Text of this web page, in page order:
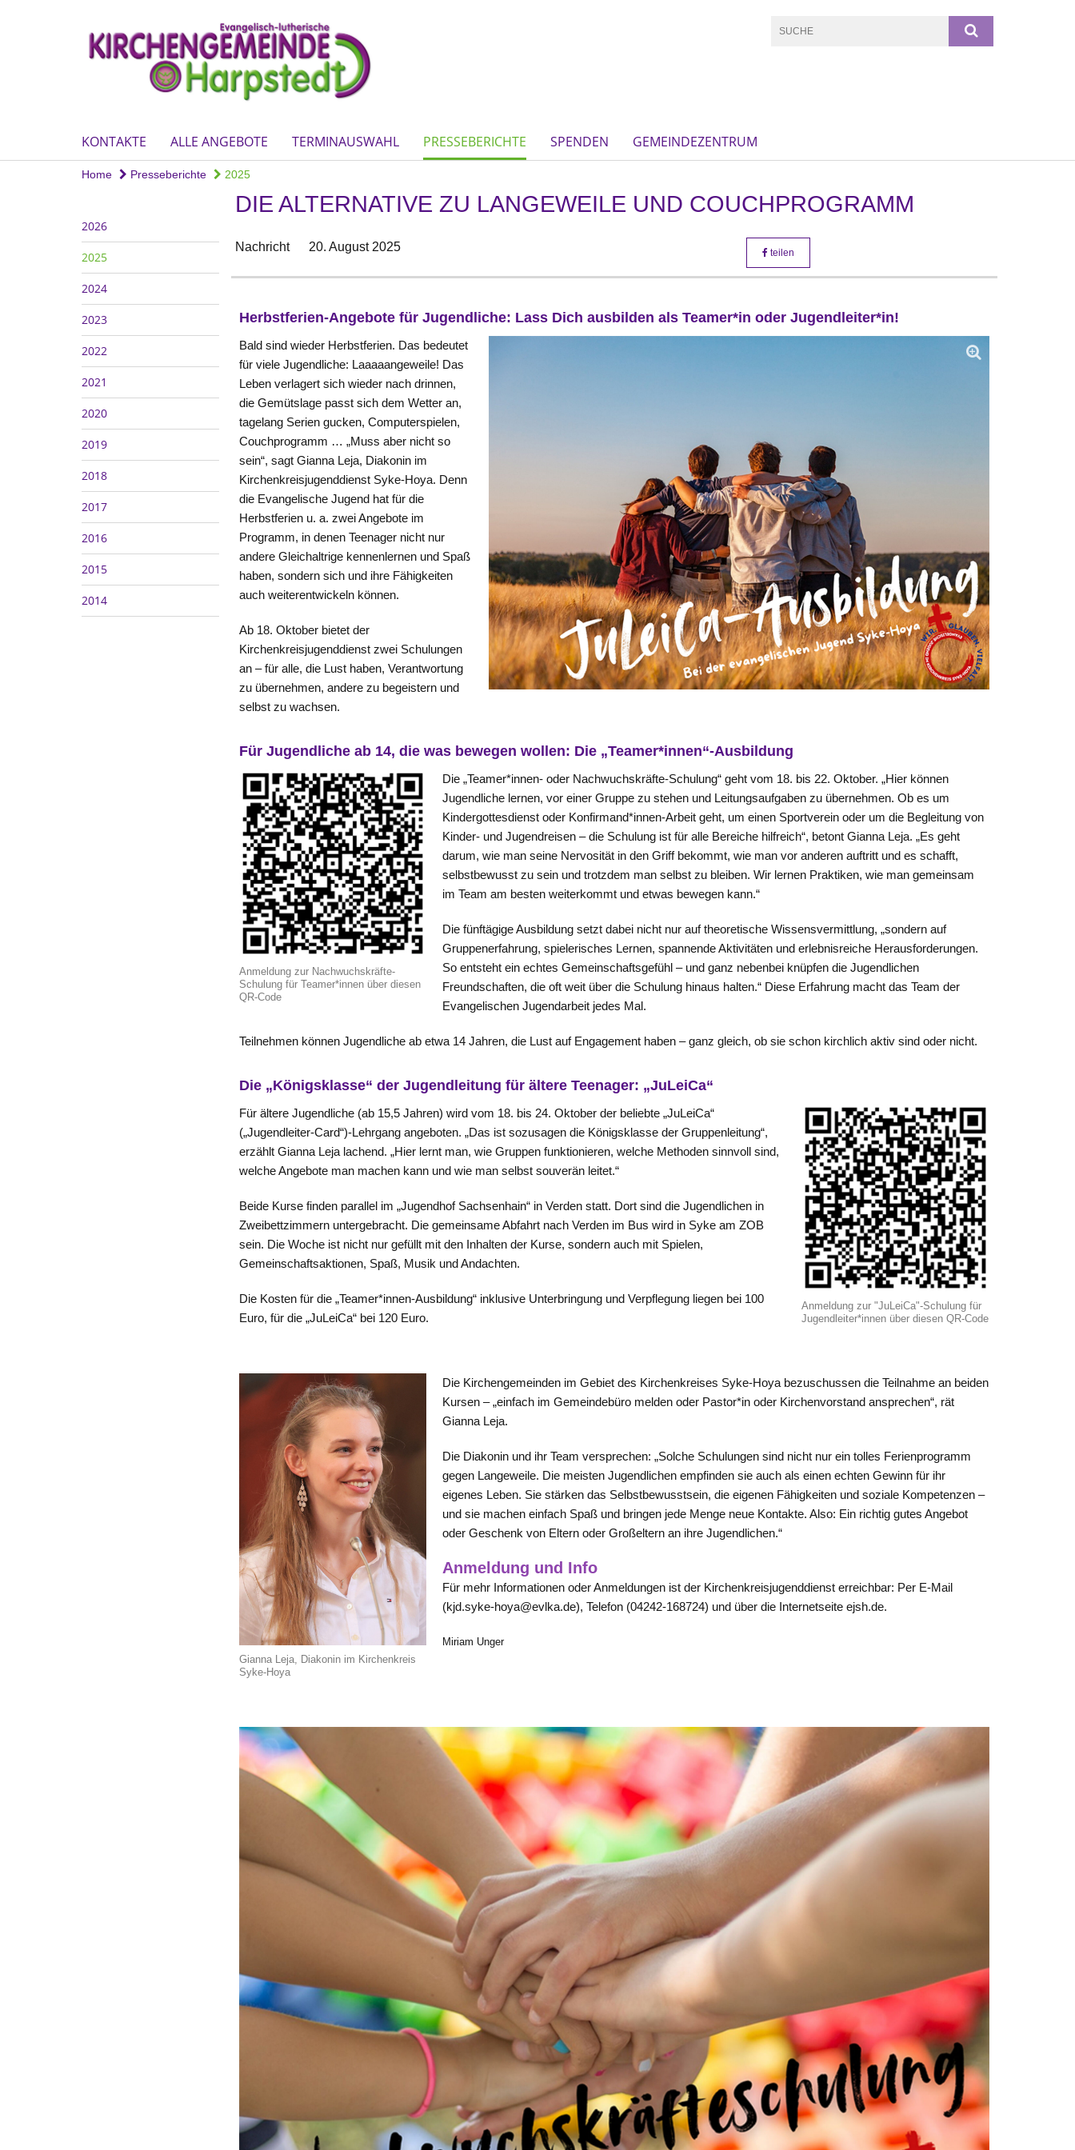
KONTAKTE ALLE ANGEBOTE TERMINAUSWAHL PRESSEBERICHTE SPENDEN GEMEINDEZENTRUM
Home Presseberichte 2025
2026
2025
2024
2023
2022
2021
2020
2019
2018
2017
2016
2015
2014
DIE ALTERNATIVE ZU LANGEWEILE UND COUCHPROGRAMM
Nachricht 20. August 2025 teilen
Herbstferien-Angebote für Jugendliche: Lass Dich ausbilden als Teamer*in oder Jugendleiter*in!
Bald sind wieder Herbstferien. Das bedeutet
für viele Jugendliche: Laaaaangeweile! Das
Leben verlagert sich wieder nach drinnen,
die Gemütslage passt sich dem Wetter an,
tagelang Serien gucken, Computerspielen,
Couchprogramm … „Muss aber nicht so
sein“, sagt Gianna Leja, Diakonin im
Kirchenkreisjugenddienst Syke-Hoya. Denn
die Evangelische Jugend hat für die
Herbstferien u. a. zwei Angebote im
Programm, in denen Teenager nicht nur
andere Gleichaltrige kennenlernen und Spaß
haben, sondern sich und ihre Fähigkeiten
auch weiterentwickeln können.
Ab 18. Oktober bietet der
Kirchenkreisjugenddienst zwei Schulungen
an – für alle, die Lust haben, Verantwortung
zu übernehmen, andere zu begeistern und
selbst zu wachsen.
Für Jugendliche ab 14, die was bewegen wollen: Die „Teamer*innen“-Ausbildung
Anmeldung zur Nachwuchskräfte-
Schulung für Teamer*innen über diesen
QR-Code
Die „Teamer*innen- oder Nachwuchskräfte-Schulung“ geht vom 18. bis 22. Oktober. „Hier können
Jugendliche lernen, vor einer Gruppe zu stehen und Leitungsaufgaben zu übernehmen. Ob es um
Kindergottesdienst oder Konfirmand*innen-Arbeit geht, um einen Sportverein oder um die Begleitung von
Kinder- und Jugendreisen – die Schulung ist für alle Bereiche hilfreich“, betont Gianna Leja. „Es geht
darum, wie man seine Nervosität in den Griff bekommt, wie man vor anderen auftritt und es schafft,
selbstbewusst zu sein und trotzdem man selbst zu bleiben. Wir lernen Praktiken, wie man gemeinsam
im Team am besten weiterkommt und etwas bewegen kann.“
Die fünftägige Ausbildung setzt dabei nicht nur auf theoretische Wissensvermittlung, „sondern auf
Gruppenerfahrung, spielerisches Lernen, spannende Aktivitäten und erlebnisreiche Herausforderungen.
So entsteht ein echtes Gemeinschaftsgefühl – und ganz nebenbei knüpfen die Jugendlichen
Freundschaften, die oft weit über die Schulung hinaus halten.“ Diese Erfahrung macht das Team der
Evangelischen Jugendarbeit jedes Mal.
Teilnehmen können Jugendliche ab etwa 14 Jahren, die Lust auf Engagement haben – ganz gleich, ob sie schon kirchlich aktiv sind oder nicht.
Die „Königsklasse“ der Jugendleitung für ältere Teenager: „JuLeiCa“
Anmeldung zur "JuLeiCa"-Schulung für
Jugendleiter*innen über diesen QR-Code
Für ältere Jugendliche (ab 15,5 Jahren) wird vom 18. bis 24. Oktober der beliebte „JuLeiCa“
(„Jugendleiter-Card“)-Lehrgang angeboten. „Das ist sozusagen die Königsklasse der Gruppenleitung“,
erzählt Gianna Leja lachend. „Hier lernt man, wie Gruppen funktionieren, welche Methoden sinnvoll sind,
welche Angebote man machen kann und wie man selbst souverän leitet.“
Beide Kurse finden parallel im „Jugendhof Sachsenhain“ in Verden statt. Dort sind die Jugendlichen in
Zweibettzimmern untergebracht. Die gemeinsame Abfahrt nach Verden im Bus wird in Syke am ZOB
sein. Die Woche ist nicht nur gefüllt mit den Inhalten der Kurse, sondern auch mit Spielen,
Gemeinschaftsaktionen, Spaß, Musik und Andachten.
Die Kosten für die „Teamer*innen-Ausbildung“ inklusive Unterbringung und Verpflegung liegen bei 100
Euro, für die „JuLeiCa“ bei 120 Euro.
Gianna Leja, Diakonin im Kirchenkreis
Syke-Hoya
Die Kirchengemeinden im Gebiet des Kirchenkreises Syke-Hoya bezuschussen die Teilnahme an beiden
Kursen – „einfach im Gemeindebüro melden oder Pastor*in oder Kirchenvorstand ansprechen“, rät
Gianna Leja.
Die Diakonin und ihr Team versprechen: „Solche Schulungen sind nicht nur ein tolles Ferienprogramm
gegen Langeweile. Die meisten Jugendlichen empfinden sie auch als einen echten Gewinn für ihr
eigenes Leben. Sie stärken das Selbstbewusstsein, die eigenen Fähigkeiten und soziale Kompetenzen –
und sie machen einfach Spaß und bringen jede Menge neue Kontakte. Also: Ein richtig gutes Angebot
oder Geschenk von Eltern oder Großeltern an ihre Jugendlichen.“
Anmeldung und Info
Für mehr Informationen oder Anmeldungen ist der Kirchenkreisjugenddienst erreichbar: Per E-Mail
(kjd.syke-hoya@evlka.de), Telefon (04242-168724) und über die Internetseite ejsh.de.
Miriam Unger